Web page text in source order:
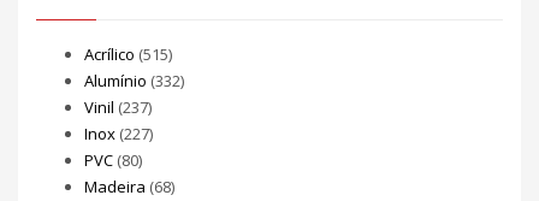
Acrílico (515)
Alumínio (332)
Vinil (237)
Inox (227)
PVC (80)
Madeira (68)